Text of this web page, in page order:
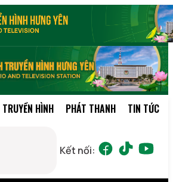
TRUYỀN HÌNH PHÁT THANH TIN TỨC
Kết nối: